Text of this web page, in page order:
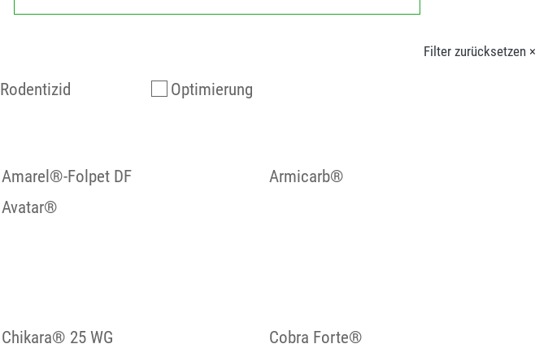
Filter zurücksetzen ×
Rodentizid Optimierung
Amarel®-Folpet DF
Armicarb®
Avatar®
Chikara® 25 WG
Cobra Forte®